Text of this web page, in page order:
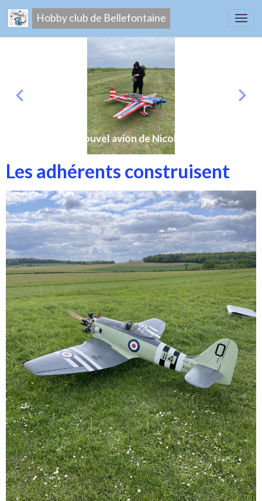
Hobby club de Bellefontaine
Nouvel avion de Nicolas
Les adhérents construisent